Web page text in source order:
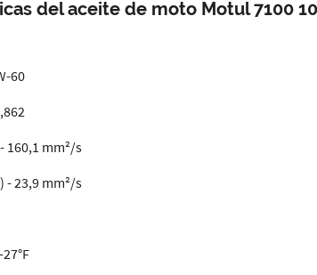
del aceite de moto Motul 7100
60
160,1 mm²/s
- 23,9 mm²/s